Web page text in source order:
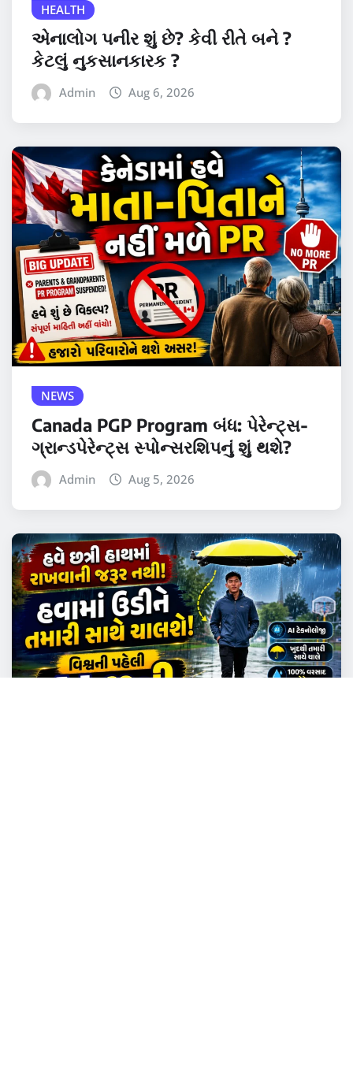
HEALTH
એનાલોગ પનીર શું છે? કેવી રીતે બને ?
કેટલું નુકસાનકારક ?
Admin Aug 6, 2026
NEWS
Canada PGP Program બંધ: પેરેન્ટ્સ-
ગ્રાન્ડપેરેન્ટ્સ સ્પોન્સરશિપનું શું થશે?
Admin Aug 5, 2026